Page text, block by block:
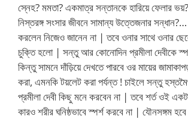
স্নেহ? মমতা? একমাত্র সন্তানকে হারিয়ে ফেলার
নিস্তরঙ্গ সংসার জীবনে সামান্য উত্তেজনার
করলেন নিজেও জানেন না | তবে ওনার সাথে ওনার
চুক্তি হলো | সন্তু আর কোনোদিন প্রমীলা দেবীকে
কিন্তু সামনে দাঁড়িয়ে দেখতে পারবে ওর মায়ের
করা, এমনকি টয়লেট করা পর্যন্ত ! চাইলে সন্তু
প্রমীলা দেবী কিছু মনে করবেন না | তবে শর্ত ওই
কারও শরীর ঘনিষ্ঠভাবে স্পর্শ করবে না | যৌনসঙ্গম